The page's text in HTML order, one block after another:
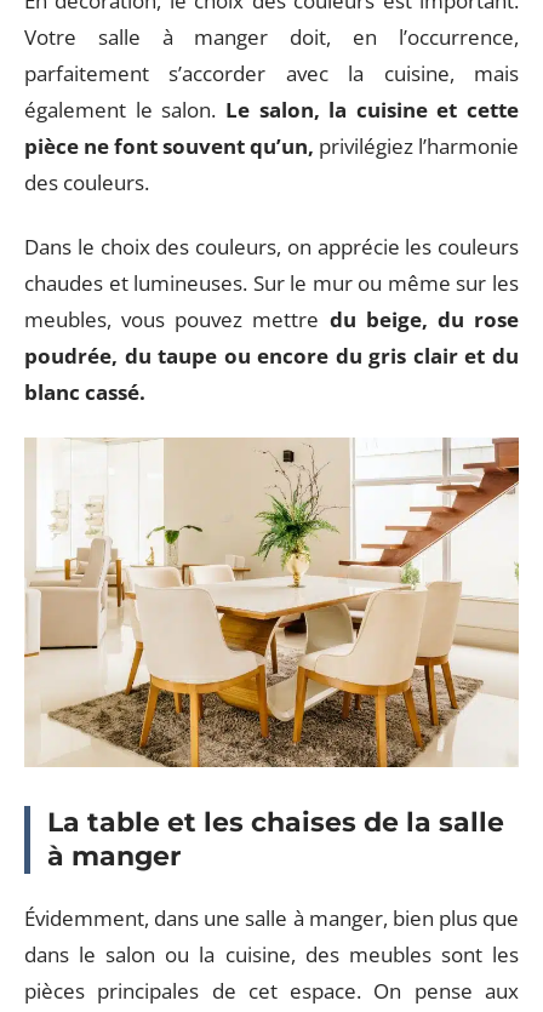
Votre salle à manger doit, en l’occurrence,
parfaitement s’accorder avec la cuisine, mais
également le salon. Le salon, la cuisine et cette
pièce ne font souvent qu’un, privilégiez l’harmonie
des couleurs.
Dans le choix des couleurs, on apprécie les couleurs
chaudes et lumineuses. Sur le mur ou même sur les
meubles, vous pouvez mettre du beige, du rose
poudrée, du taupe ou encore du gris clair et du
blanc cassé.
La table et les chaises de la salle
à manger
Évidemment, dans une salle à manger, bien plus que
dans le salon ou la cuisine, des meubles sont les
pièces principales de cet espace. On pense aux